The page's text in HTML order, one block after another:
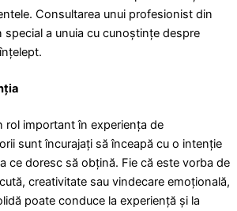
Consultarea unui profesionist din
special a unuia cu cunoștințe despre
rol important în experiența de
sunt încurajați să înceapă cu o intenție
ce doresc să obțină. Fie că este vorba de
creativitate sau vindecare emoțională,
poate conduce la experiență și la